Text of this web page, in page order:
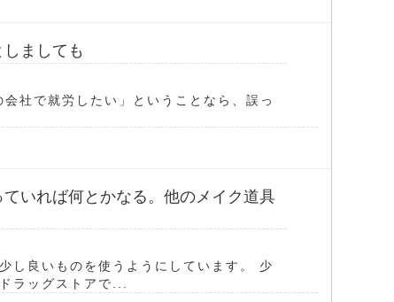
ましても
で就労したい」ということなら、誤っ
いれば何とかなる。他のメイク道具
し良いものを使うようにしています。 少
ラッグストアで...